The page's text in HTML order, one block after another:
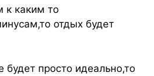
к каким то
отдых будет
будет просто идеально,то